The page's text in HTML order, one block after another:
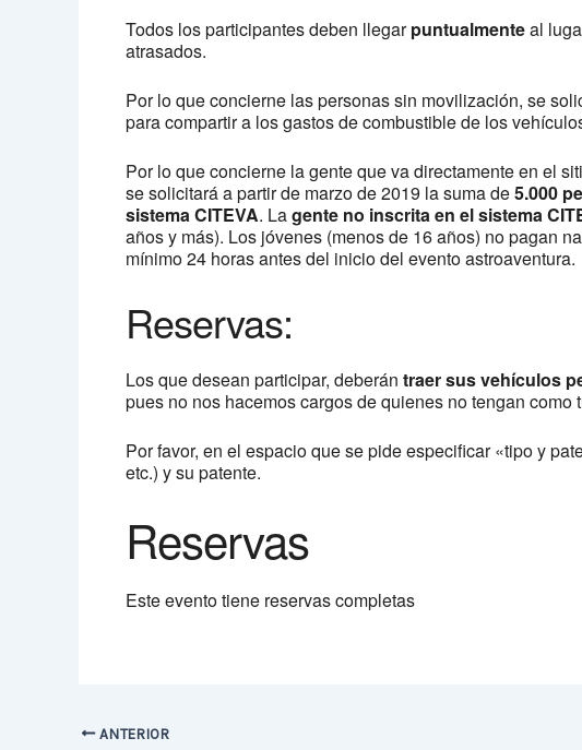
Todos los participantes deben llegarpuntualmenteal
atrasados.
Por lo que concierne las personas sin movilización, se
para compartir a los gastos de combustible de los
Por lo que concierne la gente que va directamente en el
se solicitará a partir de marzo de 2019 la suma de5.000
sistema CITEVA. Lagente no inscrita en el sistema
años y más). Los jóvenes (menos de 16 años) no pagan
mínimo 24 horas antes del inicio del evento astroaventura.
Reservas:
Los que desean participar, deberán traer sus vehículos
pues no nos hacemos cargos de quienes no tengan como
Por favor, en el espacio que se pide especificar «tipo y
etc.) y su patente.
Reservas
Este evento tiene reservas completas
ANTERIOR